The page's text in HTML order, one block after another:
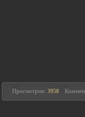
Просмотров: 3958